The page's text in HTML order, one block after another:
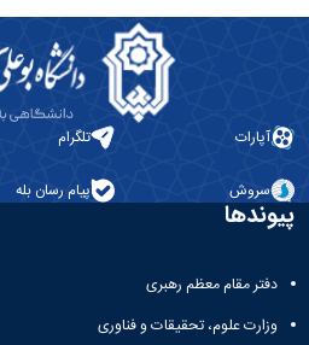
آپارات تلگرام
سروش پیام رسان بله
پیوندها
دفتر مقام معظم رهبری
وزارت علوم، تحقیقات و فناوری